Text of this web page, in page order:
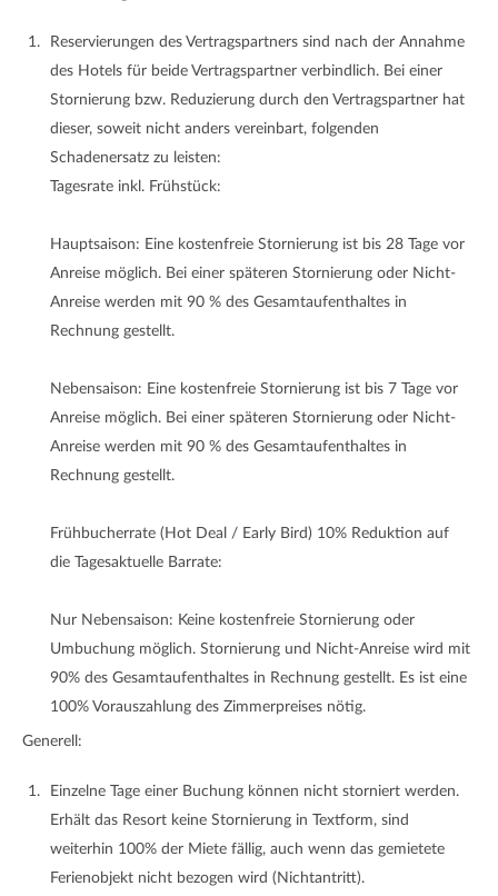
Reservierungen des Vertragspartners sind nach der Annahme
des Hotels für beide Vertragspartner verbindlich. Bei einer
Stornierung bzw. Reduzierung durch den Vertragspartner hat
dieser, soweit nicht anders vereinbart, folgenden
Schadenersatz zu leisten:
Tagesrate inkl. Frühstück:
Hauptsaison: Eine kostenfreie Stornierung ist bis 28 Tage vor
Anreise möglich. Bei einer späteren Stornierung oder Nicht-
Anreise werden mit 90 % des Gesamtaufenthaltes in
Rechnung gestellt.
Nebensaison: Eine kostenfreie Stornierung ist bis 7 Tage vor
Anreise möglich. Bei einer späteren Stornierung oder Nicht-
Anreise werden mit 90 % des Gesamtaufenthaltes in
Rechnung gestellt.
Frühbucherrate (Hot Deal / Early Bird) 10% Reduktion auf
die Tagesaktuelle Barrate:
Nur Nebensaison: Keine kostenfreie Stornierung oder
Umbuchung möglich. Stornierung und Nicht-Anreise wird mit
90% des Gesamtaufenthaltes in Rechnung gestellt. Es ist eine
100% Vorauszahlung des Zimmerpreises nötig.
Generell:
Einzelne Tage einer Buchung können nicht storniert werden.
Erhält das Resort keine Stornierung in Textform, sind
weiterhin 100% der Miete fällig, auch wenn das gemietete
Ferienobjekt nicht bezogen wird (Nichtantritt).